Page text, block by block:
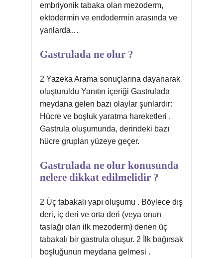
embriyonik tabaka olan mezoderm,
ektodermin ve endodermin arasında ve
yanlarda…
Gastrulada ne olur ?
2 Yazeka Arama sonuçlarına dayanarak
oluşturuldu Yanıtın içeriği Gastrulada
meydana gelen bazı olaylar şunlardır:
Hücre ve boşluk yaratma hareketleri .
Gastrula oluşumunda, derindeki bazı
hücre grupları yüzeye geçer.
Gastrulada ne olur konusunda
nelere dikkat edilmelidir ?
2 Üç tabakalı yapı oluşumu . Böylece dış
deri, iç deri ve orta deri (veya onun
taslağı olan ilk mezoderm) denen üç
tabakalı bir gastrula oluşur. 2 İlk bağırsak
boşluğunun meydana gelmesi .